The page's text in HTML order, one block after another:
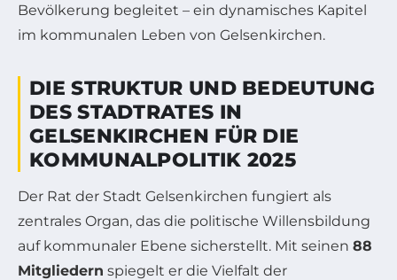
Bevölkerung begleitet – ein dynamisches Kapitel
im kommunalen Leben von Gelsenkirchen.
DIE STRUKTUR UND BEDEUTUNG
DES STADTRATES IN
GELSENKIRCHEN FÜR DIE
KOMMUNALPOLITIK 2025
Der Rat der Stadt Gelsenkirchen fungiert als
zentrales Organ, das die politische Willensbildung
auf kommunaler Ebene sicherstellt. Mit seinen 88
Mitgliedern spiegelt er die Vielfalt der